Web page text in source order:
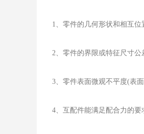
1、零件的几何形状和相互位
2、零件的界限或特征尺寸公
3、零件表面微观不平度(表
4、互配件能满足配合力的要